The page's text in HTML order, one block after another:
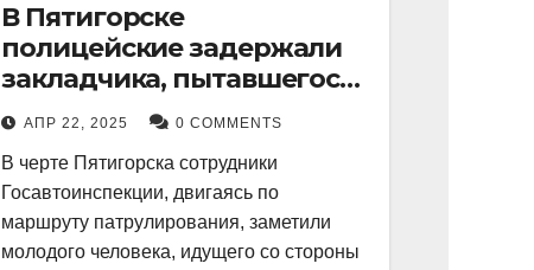
В Пятигорске
полицейские задержали
закладчика, пытавшегося
сбыть партию
синтетического
наркотика
АПР 22, 2025 0 COMMENTS
В черте Пятигорска сотрудники
Госавтоинспекции, двигаясь по
маршруту патрулирования, заметили
молодого человека, идущего со стороны